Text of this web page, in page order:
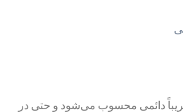
دائمی محسوب می‌شود و حتی در